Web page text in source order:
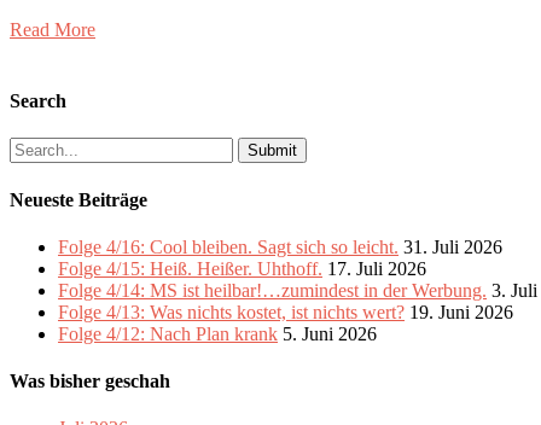
Read More
Search
Search
for:
Neueste Beiträge
Folge 4/16: Cool bleiben. Sagt sich so leicht. 31. Juli 2026
Folge 4/15: Heiß. Heißer. Uhthoff. 17. Juli 2026
Folge 4/14: MS ist heilbar!…zumindest in der Werbung. 3.
Folge 4/13: Was nichts kostet, ist nichts wert? 19. Juni 2026
Folge 4/12: Nach Plan krank 5. Juni 2026
Was bisher geschah